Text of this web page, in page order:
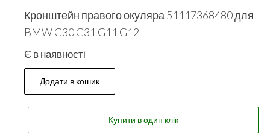
Кронштейн правого окуляра 51117368480 для
BMW G30 G31 G11 G12
Є в наявності
Додати в кошик
Купити в один клік